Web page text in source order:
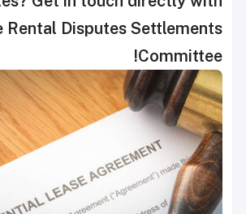
Rental Disputes Settlements
Committee!